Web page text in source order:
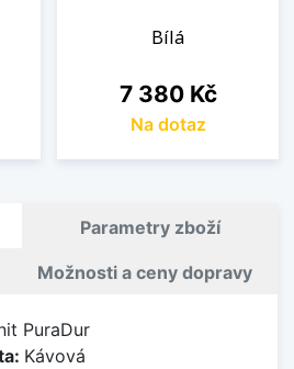
Bílá
Cena
7 380 Kč
Na dotaz
Parametry zboží
Možnosti a ceny dopravy
PuraDur
Kávová